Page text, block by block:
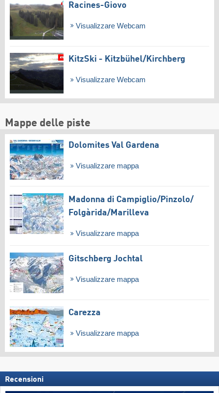
Racines-Giovo
Visualizzare Webcam
KitzSki - Kitzbühel/​Kirchberg
Visualizzare Webcam
Mappe delle piste
Dolomites Val Gardena
Visualizzare mappa
Madonna di Campiglio/​Pinzolo/​
Folgàrida/​Marilleva
Visualizzare mappa
Gitschberg Jochtal
Visualizzare mappa
Carezza
Visualizzare mappa
Recensioni